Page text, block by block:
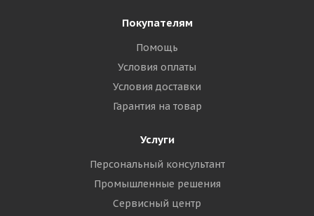
Покупателям
Помощь
Условия оплаты
Условия доставки
Гарантия на товар
Услуги
Персональный консультант
Промышленные решения
Сервисный центр